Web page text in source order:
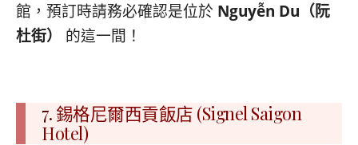
館，預訂時請務必確認是位於 Nguyễn Du（阮
杜街）
的這一間！
7. 錫格尼爾西貢飯店 (Signel Saigon
Hotel)